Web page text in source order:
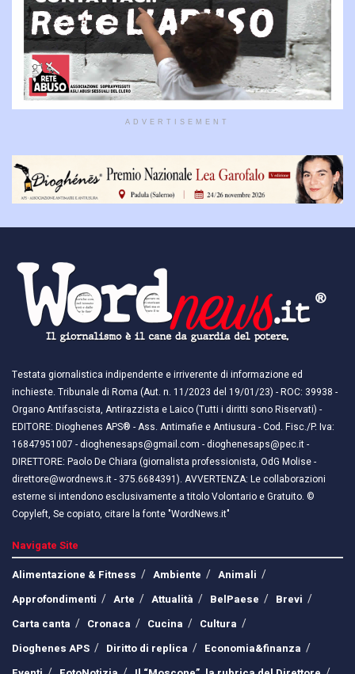
ADVERTISEMENT
Testata giornalistica indipendente e irriverente di informazione ed
inchieste. Tribunale di Roma (Aut. n. 11/2023 del 19/01/23) - ROC: 39938 -
Organo Antifascista, Antirazzista e Laico (Tutti i diritti sono Riservati) -
EDITORE: Dioghenes APS® - Ass. Antimafie e Antiusura - Cod. Fisc./P. Iva:
16847951007 - dioghenesaps@gmail.com - dioghenesaps@pec.it - ​​
DIRETTORE: Paolo De Chiara (giornalista professionista, OdG Molise -
direttore@wordnews.it - ​​375.6684391). AVVERTENZA: Le collaborazioni
esterne si intendono esclusivamente a titolo Volontario e Gratuito. ©
Copyleft, Se copiato, citare la fonte "WordNews.it"
Navigate Site
Alimentazione & Fitness
Ambiente
Animali
Approfondimenti
Arte Attualità BelPaese
Brevi
Carta canta
Cronaca Cucina
Cultura
Dioghenes APS
Diritto di replica
Economia&finanza